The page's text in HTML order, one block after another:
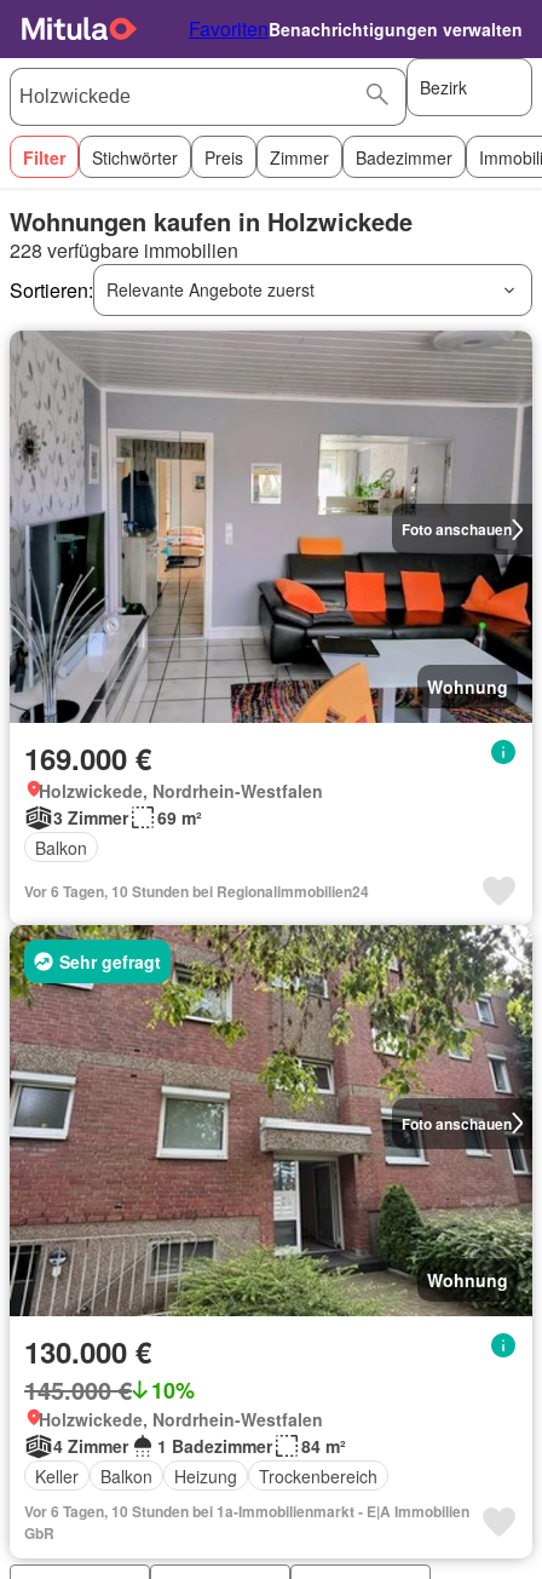
FavoritenBenachrichtigungen verwalten
Bezirk
Filter Stichwörter Preis Zimmer Badezimmer
Wohnungen kaufen in Holzwickede
228 verfügbare immobilien
Sortieren:
Relevante Angebote zuerst
Foto anschauen
Wohnung
169.000 €
Holzwickede, Nordrhein-Westfalen
3 Zimmer
69 m²
Balkon
Vor 6 Tagen, 10 Stunden bei Regionalimmobilien24
Foto anschauen
Sehr gefragt
Wohnung
130.000 €
145.000 € 10%
Holzwickede, Nordrhein-Westfalen
4 Zimmer
1 Badezimmer
84 m²
Keller
Balkon Heizung Trockenbereich
Vor 6 Tagen, 10 Stunden bei 1a-Immobilienmarkt - E|A Immobilien
GbR